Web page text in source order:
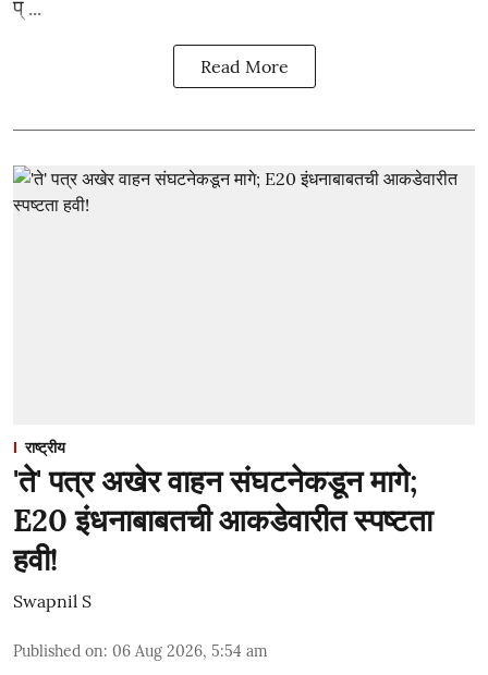
प् ...
Read More
राष्ट्रीय
'ते' पत्र अखेर वाहन संघटनेकडून मागे;
E20 इंधनाबाबतची आकडेवारीत स्पष्टता
हवी!
Swapnil S
Published on: 06 Aug 2026, 5:54 am